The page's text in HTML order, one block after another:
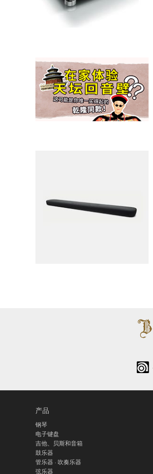
产品
钢琴
电子键盘
吉他、贝斯和音箱
鼓乐器
管乐器 · 吹奏乐器
弦乐器